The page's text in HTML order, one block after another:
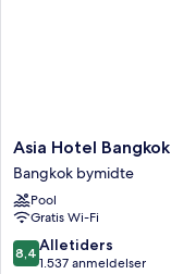
Asia
Hotel
Bangkok
Bangkok
bymidte
Asia Hotel Bangkok
Bangkok bymidte
Pool
Gratis Wi-Fi
8.4
ud
8,4 Alletiders
1.537 anmeldelser